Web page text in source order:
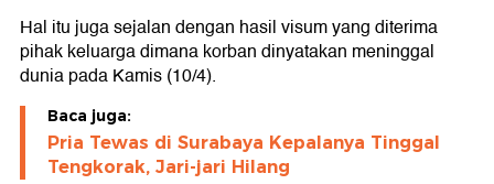
Hal itu juga sejalan dengan hasil visum yang diterima
pihak keluarga dimana korban dinyatakan meninggal
dunia pada Kamis (10/4).
Baca juga:
Pria Tewas di Surabaya Kepalanya Tinggal
Tengkorak, Jari-jari Hilang